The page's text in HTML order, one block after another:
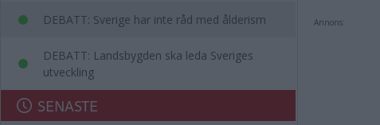
DEBATT: Sverige har inte råd med ålderism
DEBATT: Landsbygden ska leda Sveriges
utveckling
SENASTE
Annons: